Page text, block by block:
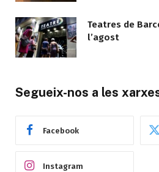
Teatres de
l’agost
Segueix-nos a les
Facebook
Instagram